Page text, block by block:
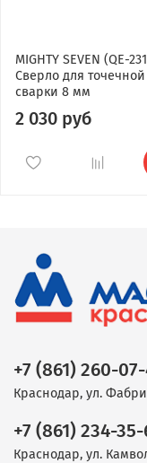
MIGHTY SEVEN (QE-
Сверло для точечной
сварки 8 мм
2 030 руб
+7 (861) 260-
Краснодар, ул.
+7 (861) 234-
Краснодар, ул.